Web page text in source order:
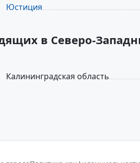
Юстиция
в Северо-
Калининградская область